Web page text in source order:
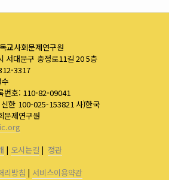
교사회문제연구원
서대문구 충정로11길 20 5층
3317
번호: 110-82-09041
한 100-025-153821 사)한국
문제연구원
| 오시는길 | 정관
리방침 | 서비스이용약관